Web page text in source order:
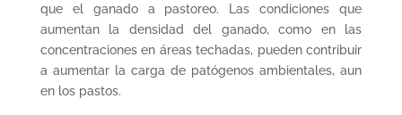
que el ganado a pastoreo. Las condiciones que
aumentan la densidad del ganado, como en las
concentraciones en áreas techadas, pueden contribuir
a aumentar la carga de patógenos ambientales, aun
en los pastos.